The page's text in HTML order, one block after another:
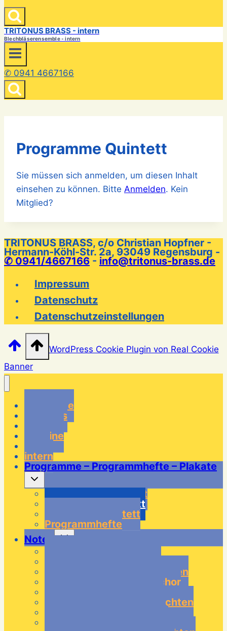
TRITONUS BRASS - intern
Blechbläserensemble - intern
✆ 0941 4667166
Programme Quintett
Sie müssen sich anmelden, um diesen Inhalt
einsehen zu können. Bitte Anmelden. Kein
Mitglied?
TRITONUS BRASS, c/o Christian Hopfner -
Hermann-Köhl-Str. 2a, 93049 Regensburg -
✆ 0941/4667166 - info@tritonus-brass.de
Impressum
Datenschutz
Datenschutzeinstellungen
WordPress Cookie Plugin von Real Cookie
Banner
Startseite
über uns
Termine
intern
Programme – Programmhefte – Plakate
Untermenü
umschalten
Programme Quartett
Programme Quintett
Programme Tentett
Programmhefte
Noten
Untermenü
Noten – Tentett Weihnachten
Noten – Tentett Doppelchor
Noten – Quintett Weihnachten